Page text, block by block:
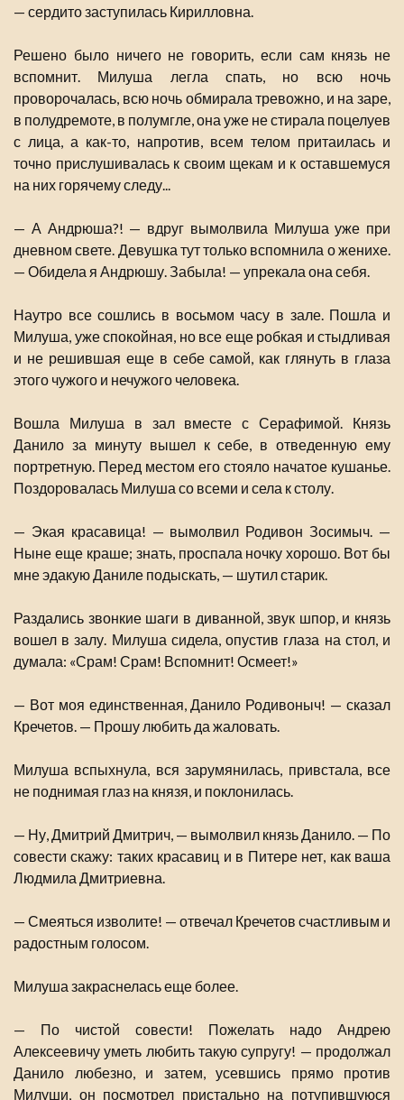
— сердито заступилась Кирилловна.
Решено было ничего не говорить, если сам князь не
вспомнит. Милуша легла спать, но всю ночь
проворочалась, всю ночь обмирала тревожно, и на заре,
в полудремоте, в полумгле, она уже не стирала поцелуев
с лица, а как-то, напротив, всем телом притаилась и
точно прислушивалась к своим щекам и к оставшемуся
на них горячему следу...
— А Андрюша?! — вдруг вымолвила Милуша уже при
дневном свете. Девушка тут только вспомнила о женихе.
— Обидела я Андрюшу. Забыла! — упрекала она себя.
Наутро все сошлись в восьмом часу в зале. Пошла и
Милуша, уже спокойная, но все еще робкая и стыдливая
и не решившая еще в себе самой, как глянуть в глаза
этого чужого и нечужого человека.
Вошла Милуша в зал вместе с Серафимой. Князь
Данило за минуту вышел к себе, в отведенную ему
портретную. Перед местом его стояло начатое кушанье.
Поздоровалась Милуша со всеми и села к столу.
— Экая красавица! — вымолвил Родивон Зосимыч. —
Ныне еще краше; знать, проспала ночку хорошо. Вот бы
мне эдакую Даниле подыскать, — шутил старик.
Раздались звонкие шаги в диванной, звук шпор, и князь
вошел в залу. Милуша сидела, опустив глаза на стол, и
думала: «Срам! Срам! Вспомнит! Осмеет!»
— Вот моя единственная, Данило Родивоныч! — сказал
Кречетов. — Прошу любить да жаловать.
Милуша вспыхнула, вся зарумянилась, привстала, все
не поднимая глаз на князя, и поклонилась.
— Ну, Дмитрий Дмитрич, — вымолвил князь Данило. — По
совести скажу: таких красавиц и в Питере нет, как ваша
Людмила Дмитриевна.
— Смеяться изволите! — отвечал Кречетов счастливым и
радостным голосом.
Милуша закраснелась еще более.
— По чистой совести! Пожелать надо Андрею
Алексеевичу уметь любить такую супругу! — продолжал
Данило любезно, и затем, усевшись прямо против
Милуши, он посмотрел пристально на потупившуюся